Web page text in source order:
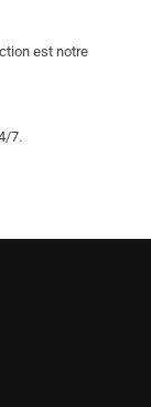
page
est notre
7.